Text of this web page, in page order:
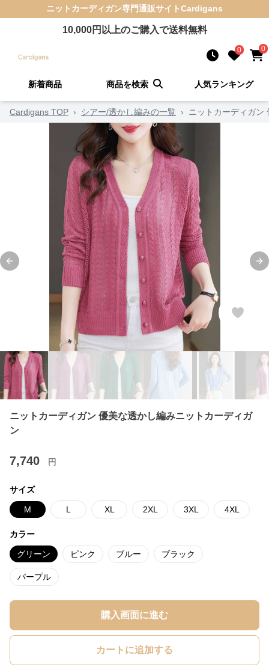
ニットカーディガン専門通販サイトCardigans
10,000円以上のご購入で送料無料
0 0
新着商品 商品を検索 人気ランキング
Cardigans TOP › シアー/透かし編みの一覧 › ニットカーディガン
Previous slide
ニットカーディガン 優美な透かし編みニットカーディガ
ン
7,740 円
サイズ
M L XL 2XL 3XL 4XL
カラー
グリーン ピンク ブルー ブラック
パープル
購入画面に進む
カートに追加する